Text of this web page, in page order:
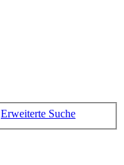
Erweiterte Suche